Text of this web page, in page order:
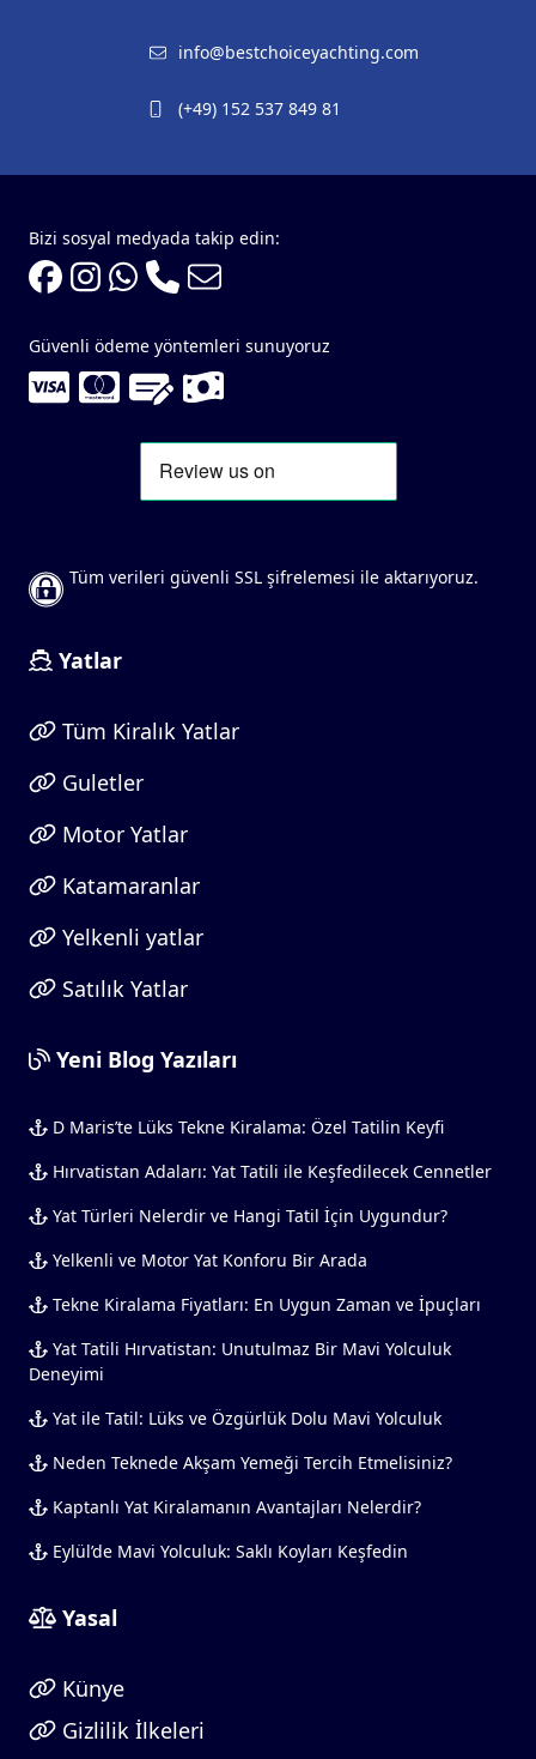
info@bestchoiceyachting.com
(+49) 152 537 849 81
Bizi sosyal medyada takip edin:
Güvenli ödeme yöntemleri sunuyoruz
Tüm verileri güvenli SSL şifrelemesi ile aktarıyoruz.
Yatlar
Tüm Kiralık Yatlar
Guletler
Motor Yatlar
Katamaranlar
Yelkenli yatlar
Satılık Yatlar
Yeni Blog Yazıları
D Maris’te Lüks Tekne Kiralama: Özel Tatilin Keyfi
Hırvatistan Adaları: Yat Tatili ile Keşfedilecek Cennetler
Yat Türleri Nelerdir ve Hangi Tatil İçin Uygundur?
Yelkenli ve Motor Yat Konforu Bir Arada
Tekne Kiralama Fiyatları: En Uygun Zaman ve İpuçları
Yat Tatili Hırvatistan: Unutulmaz Bir Mavi Yolculuk
Deneyimi
Yat ile Tatil: Lüks ve Özgürlük Dolu Mavi Yolculuk
Neden Teknede Akşam Yemeği Tercih Etmelisiniz?
Kaptanlı Yat Kiralamanın Avantajları Nelerdir?
Eylül’de Mavi Yolculuk: Saklı Koyları Keşfedin
Yasal
Künye
Gizlilik İlkeleri